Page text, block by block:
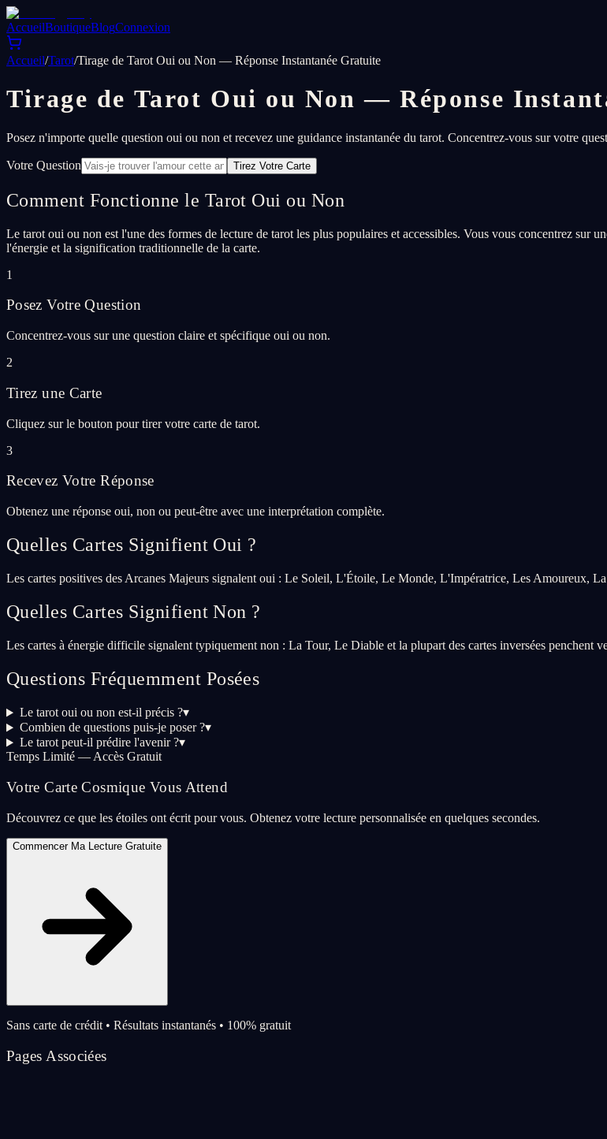
AccueilBoutiqueBlogConnexion
Accueil/Tarot/Tirage de Tarot Oui ou Non — Réponse Instantanée Gratuite
Tirage de Tarot Oui ou Non — Réponse
Posez n'importe quelle question oui ou non et recevez une guidance instantanée du tarot. Concentrez-vous sur votre
Votre Question Tirez Votre Carte
Comment Fonctionne le Tarot Oui ou Non
Le tarot oui ou non est l'une des formes de lecture de tarot les plus populaires et accessibles. Vous vous concentrez sur
l'énergie et la signification traditionnelle de la carte.
1
Posez Votre Question
Concentrez-vous sur une question claire et spécifique oui ou non.
2
Tirez une Carte
Cliquez sur le bouton pour tirer votre carte de tarot.
3
Recevez Votre Réponse
Obtenez une réponse oui, non ou peut-être avec une interprétation complète.
Quelles Cartes Signifient Oui ?
Les cartes positives des Arcanes Majeurs signalent oui : Le Soleil, L'Étoile, Le Monde, L'Impératrice, Les Amoureux,
Quelles Cartes Signifient Non ?
Les cartes à énergie difficile signalent typiquement non : La Tour, Le Diable et la plupart des cartes inversées penchent
Questions Fréquemment Posées
Le tarot oui ou non est-il précis ?▾
Combien de questions puis-je poser ?▾
Le tarot peut-il prédire l'avenir ?▾
Temps Limité — Accès Gratuit
Votre Carte Cosmique Vous Attend
Découvrez ce que les étoiles ont écrit pour vous. Obtenez votre lecture personnalisée en quelques secondes.
Commencer Ma Lecture Gratuite
Sans carte de crédit • Résultats instantanés • 100% gratuit
Pages Associées